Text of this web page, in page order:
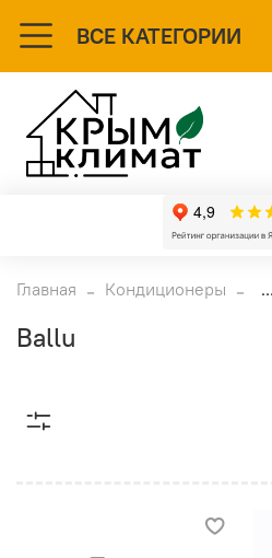
ВСЕ КАТЕГОРИИ
Главная Кондиционеры ...
Ballu